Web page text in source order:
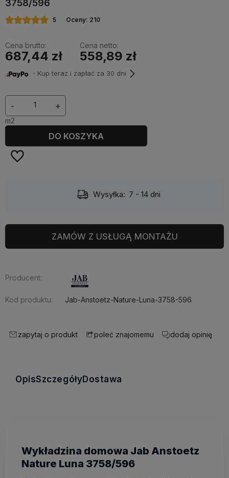
3758/596
5 Oceny: 210
Cena brutto:
687,44 zł
Cena netto:
558,89 zł
・Kup teraz i zapłać za 30 dni
+
-
m2
DO KOSZYKA
Wysyłka: 7 - 14 dni
ZAMÓW Z USŁUGĄ MONTAŻU
Producent:
Kod produktu: Jab-Anstoetz-Nature-Luna-3758-596
zapytaj o produkt poleć znajomemu dodaj opinię
OpisSzczegółyDostawa
Wykładzina domowa Jab Anstoetz
Nature Luna 3758/596